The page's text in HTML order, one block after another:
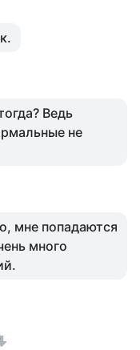
Ведь
не
мне попадаются
много